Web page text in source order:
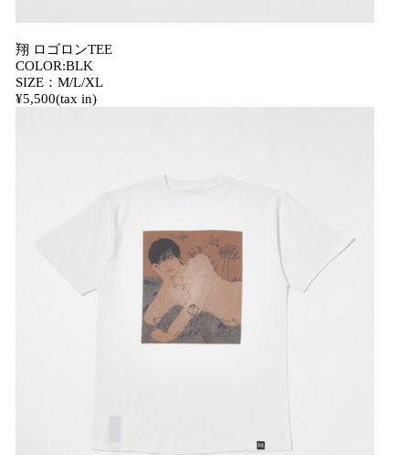
翔 ロゴロンTEE
COLOR:BLK
SIZE：M/L/XL
¥5,500(tax in)